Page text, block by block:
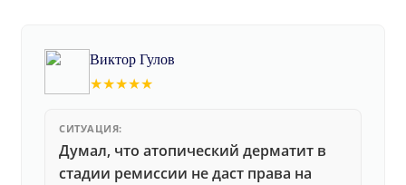
Виктор Гулов
★★★★★
СИТУАЦИЯ:
Думал, что атопический дерматит в
стадии ремиссии не даст права на